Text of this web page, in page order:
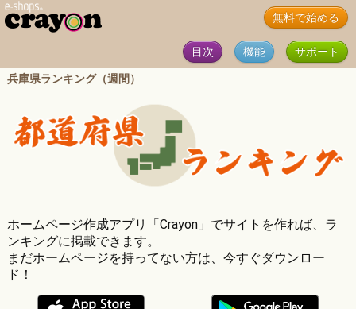
無料で始める
目次 機能
サポート
兵庫県ランキング（週間）
ホームページ作成アプリ「Crayon」でサイトを作れば、ラ
ンキングに掲載できます。
まだホームページを持ってない方は、今すぐダウンロー
ド！